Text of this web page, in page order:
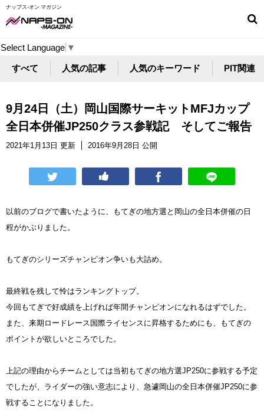
ナップス-オン マガジン
Select Language ▼
すべて 人気の記事 人気のキーワード PIT関連
9月24日（土）岡山国際サーキットMFJカップ
全日本併催JP250クラス参戦記 そしてご報告
2021年1月13日 更新 2016年9月28日 公開
以前のブログで書いたように、もてぎの地方選と岡山の全日本併催の日
程がかぶりました。
もてぎのシリーズチャンピオン争いも大詰め。
最終戦を残して怜はランキングトップ。
今回もてぎで好成績を上げれば年間チャンピオンになれるはずでした。
また、来期ロードレース国際ライセンスに昇格するためにも、もてぎの
ポイントが欲しいところでした。
上記の理由からチームとしては当初もてぎの地方選JP250に参戦する予定
でしたが、ライダーの強い意志により、急遽岡山の全日本併催JP250に参
戦することになりました。